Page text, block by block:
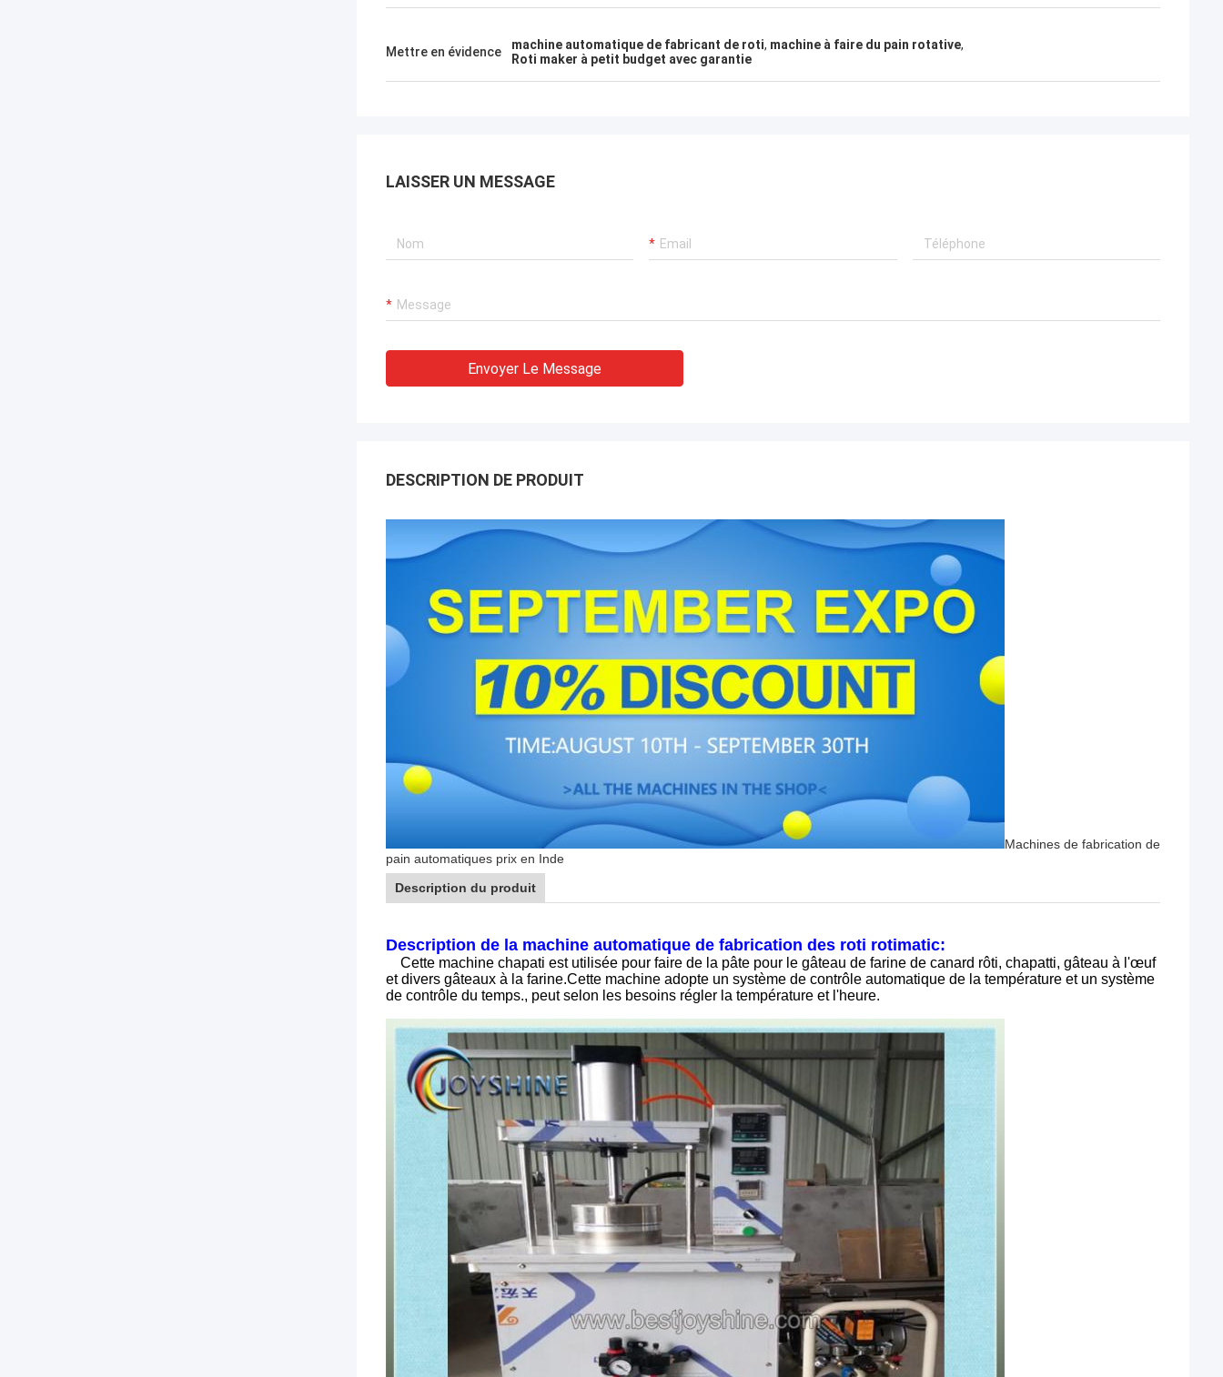
Mettre en évidence machine automatique de fabricant de roti, machine à faire du pain rotative,
Roti maker à petit budget avec garantie
LAISSER UN MESSAGE
Envoyer Le Message
DESCRIPTION DE PRODUIT
Machines de fabrication de
pain automatiques prix en Inde
Description du produit
Description de la machine automatique de fabrication des roti rotimatic:
Cette machine chapati est utilisée pour faire de la pâte pour le gâteau de farine de canard rôti, chapatti, gâteau à l'œuf
et divers gâteaux à la farine.Cette machine adopte un système de contrôle automatique de la température et un système
de contrôle du temps., peut selon les besoins régler la température et l'heure.